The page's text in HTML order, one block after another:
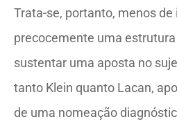
Trata-se, portanto, menos
precocemente uma
sustentar uma aposta no
tanto Klein quanto Lacan,
de uma nomeação